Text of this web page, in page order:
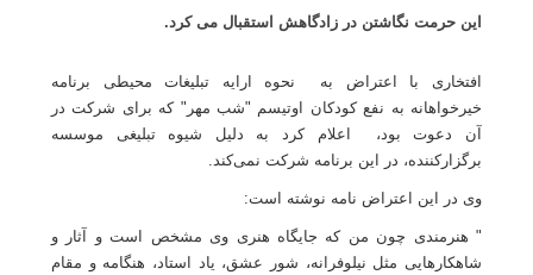
این حرمت نگاشتن در زادگاهش استقبال می کرد.
افتخاری با اعتراض به نحوه ارایه تبلیغات محیطی برنامه
خیرخواهانه به نفع کودکان اوتیسم "شب مهر" که برای شرکت در
آن دعوت بود، اعلام کرد به دلیل شیوه تبلیغی موسسه
برگزارکننده، در این برنامه شرکت نمی‌کند
وی در این اعتراض نامه نوشته است:
" هنرمندی چون من که جایگاه هنری وی مشخص است و آثار و
شاهکارهایی مثل نیلوفرانه، شور عشق، یاد استاد، هنگامه و مقام